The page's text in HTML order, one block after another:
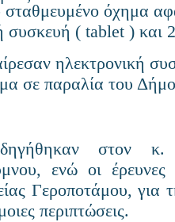
όχημα
συσκευή ( tablet ) και
ηλεκτρονική
σε παραλία του
στον κ.
ενώ οι έρευνες
Γεροποτάμου, για
περιπτώσεις.